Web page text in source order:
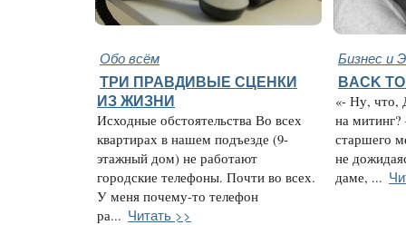
Обо всём Бизнес и
ТРИ ПРАВДИВЫЕ СЦЕНКИ
ИЗ ЖИЗНИ
Исходные обстоятельства Во всех
квартирах в нашем подъезде (9-
этажный дом) не работают
городские телефоны. Почти во всех.
У меня почему-то телефон
ра... Читать >>
BACK
«- Ну, что,
на
старшего
не
даме, ...